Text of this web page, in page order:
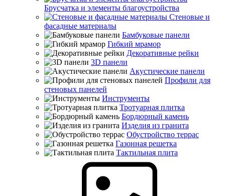
Брусчатка и элементы благоустройства
Стеновые и
фасадные материалы
Бамбуковые панели
Гибкий мрамор
Декоративные рейки
3D панели
Акустические панели
Профили для
стеновых панелей
Инструменты
Тротуарная плитка
Бордюрный камень
Изделия из гранита
Обустройство террас
Газонная решетка
Тактильная плита